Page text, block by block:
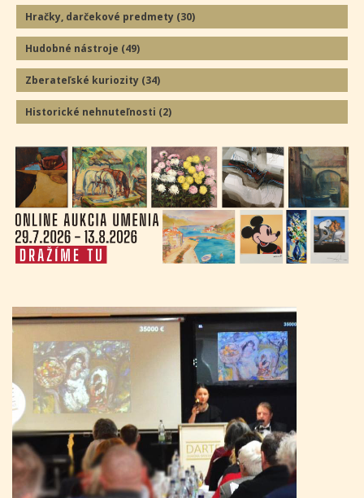
Hračky, darčekové predmety (30)
Hudobné nástroje (49)
Zberateľské kuriozity (34)
Historické nehnuteľnosti (2)